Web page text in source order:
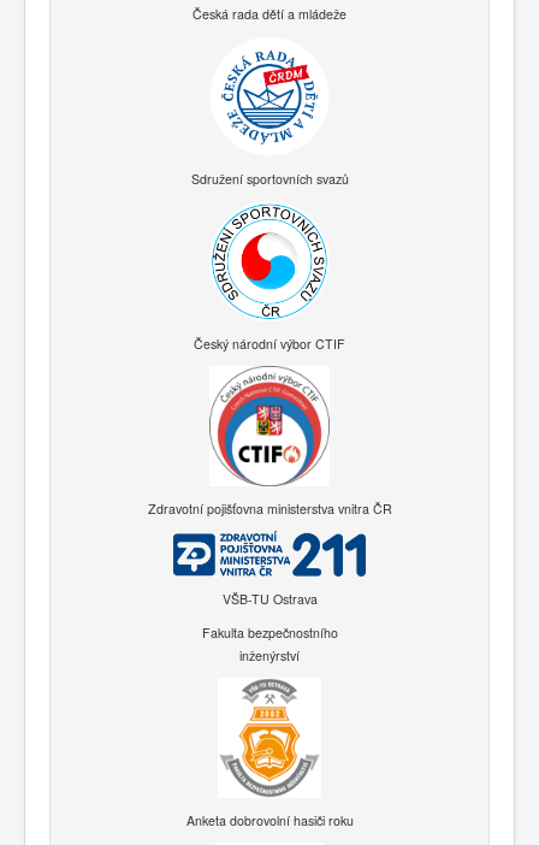
Česká rada dětí a mládeže
Sdružení sportovních svazů
Český národní výbor CTIF
Zdravotní pojišťovna ministerstva vnitra ČR
VŠB-TU Ostrava
Fakulta bezpečnostního
inženýrství
Anketa dobrovolní hasiči roku